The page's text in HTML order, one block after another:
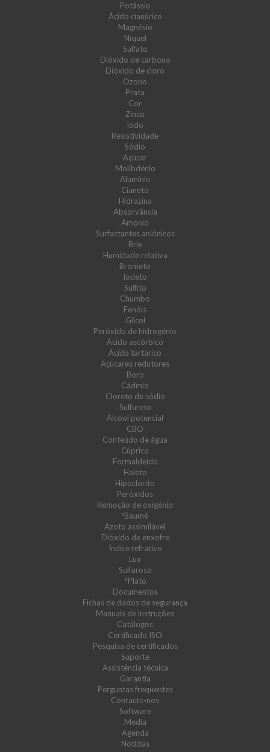
Potássio
Ácido cianúrico
Magnésio
Níquel
Sulfato
Dióxido de carbono
Dióxido de cloro
Ozono
Prata
Cor
Zinco
Iodo
Resistividade
Sódio
Açúcar
Molibdénio
Alumínio
Cianeto
Hidrazina
Absorvância
Amónio
Surfactantes aniónicos
Brix
Humidade relativa
Brometo
Iodeto
Sulfito
Chumbo
Fenóis
Glicol
Peróxido de hidrogénio
Ácido ascórbico
Ácido tartárico
Açúcares redutores
Boro
Cádmio
Cloreto de sódio
Sulfureto
Álcool potencial
CBO
Conteúdo de água
Cúprico
Formaldeído
Haleto
Hipoclorito
Peróxidos
Remoção de oxigénio
ºBaumé
Azoto assimilável
Dióxido de enxofre
Índice refrativo
Lux
Sulfuroso
°Plato
Documentos
Fichas de dados de segurança
Manuais de instruções
Catálogos
Certificado ISO
Pesquisa de certificados
Suporte
Assistência técnica
Garantia
Perguntas frequentes
Contacte-nos
Software
Media
Agenda
Notícias